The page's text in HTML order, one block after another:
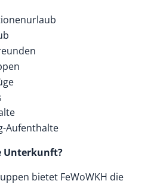
Aufenthalte
Unterkunft?
bietet FeWoWKH die